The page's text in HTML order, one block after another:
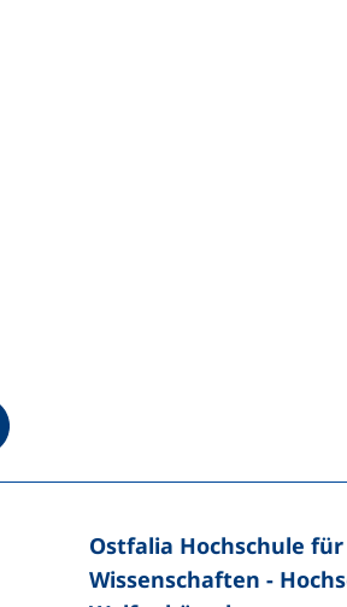
teilen (externer Link,
über LinkedIn teilen (externer
Ostfalia Hochschule
Wissenschaften -